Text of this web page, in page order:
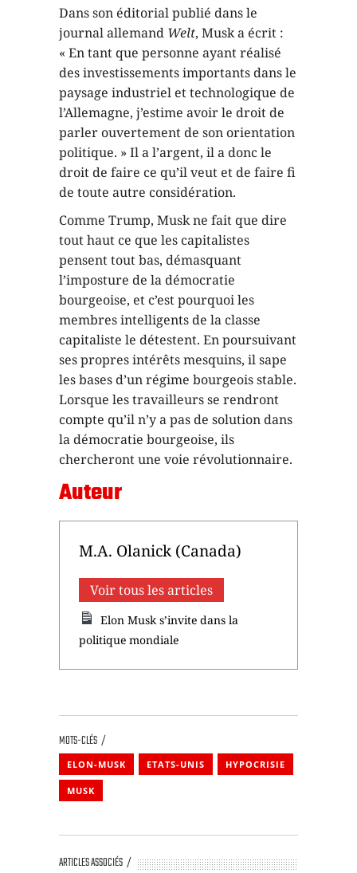
Dans son éditorial publié dans le
journal allemand Welt, Musk a écrit :
« En tant que personne ayant réalisé
des investissements importants dans le
paysage industriel et technologique de
l’Allemagne, j’estime avoir le droit de
parler ouvertement de son orientation
politique. » Il a l’argent, il a donc le
droit de faire ce qu’il veut et de faire fi
de toute autre considération.
Comme Trump, Musk ne fait que dire
tout haut ce que les capitalistes
pensent tout bas, démasquant
l’imposture de la démocratie
bourgeoise, et c’est pourquoi les
membres intelligents de la classe
capitaliste le détestent. En poursuivant
ses propres intérêts mesquins, il sape
les bases d’un régime bourgeois stable.
Lorsque les travailleurs se rendront
compte qu’il n’y a pas de solution dans
la démocratie bourgeoise, ils
chercheront une voie révolutionnaire.
Auteur
M.A. Olanick (Canada)
Voir tous les articles
Elon Musk s’invite dans la
politique mondiale
MOTS-CLÉS
ELON-MUSK ETATS-UNIS HYPOCRISIE
MUSK
ARTICLES ASSOCIÉS